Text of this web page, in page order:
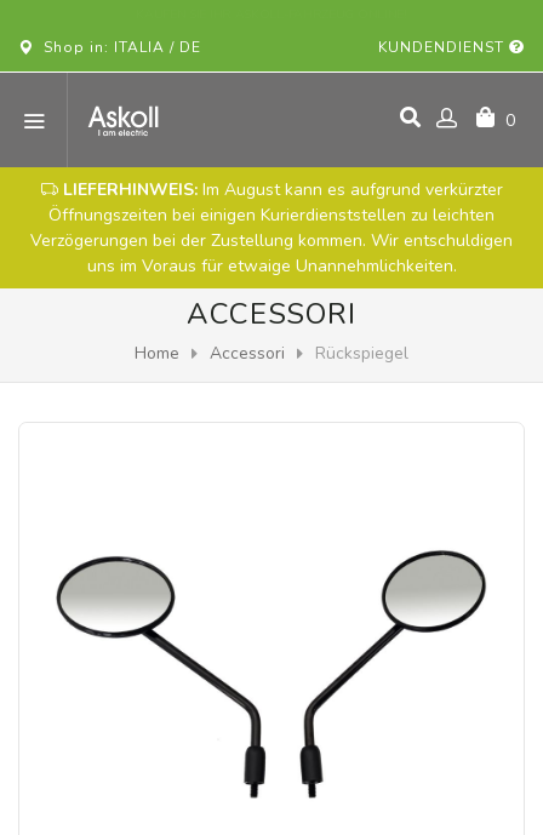
Shop in: ITALIA / DE KUNDENDIENST
0
LIEFERHINWEIS:Im August kann es aufgrund verkürzter
Öffnungszeiten bei einigen Kurierdienststellen zu leichten
Verzögerungen bei der Zustellung kommen. Wir entschuldigen
uns im Voraus für etwaige Unannehmlichkeiten.
ACCESSORI
Home Accessori Rückspiegel